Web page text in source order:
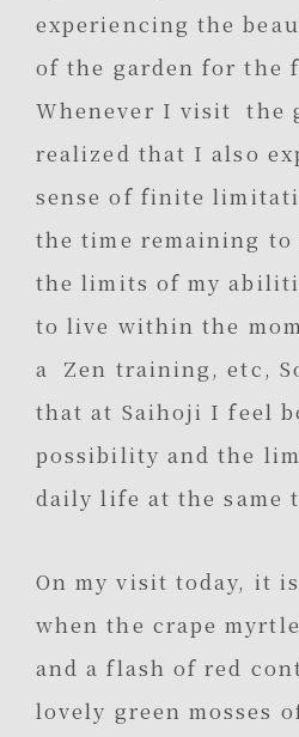
experiencing the
of the garden for the
Whenever I visit the
realized that I also
sense of finite
the time remaining to
the limits of my
to live within the
a Zen training, etc,
that at Saihoji I feel
possibility and the
daily life at the same
On my visit today, it
when the crape
and a flash of red
lovely green mosses